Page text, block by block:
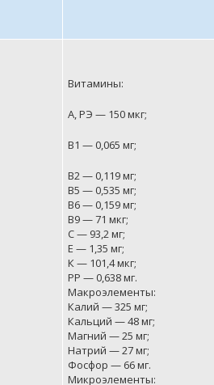
Витамины:
А, РЭ — 150 мкг;
В1 — 0,065 мг;
В2 — 0,119 мг;
В5 — 0,535 мг;
В6 — 0,159 мг;
В9 — 71 мкг;
C — 93,2 мг;
Е — 1,35 мг;
К — 101,4 мкг;
РР — 0,638 мг.
Макроэлементы:
Калий — 325 мг;
Кальций — 48 мг;
Магний — 25 мг;
Натрий — 27 мг;
Фосфор — 66 мг.
Микроэлементы: